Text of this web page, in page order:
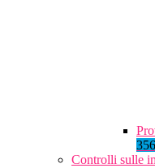
356
Controlli sulle